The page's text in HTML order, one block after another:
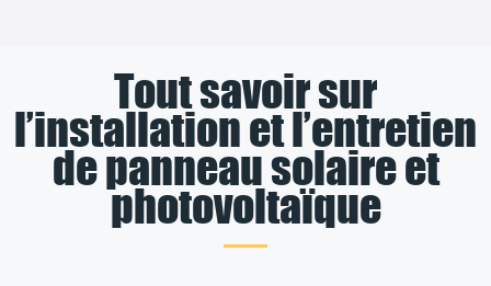
Tout savoir sur
l’installation et l’entretien
de panneau solaire et
photovoltaïque